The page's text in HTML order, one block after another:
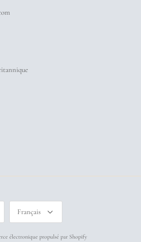
Français
électronique propulsé par Shopify